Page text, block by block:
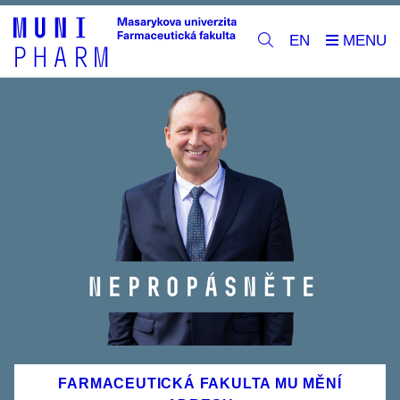
EN
FARMACEUTICKÁ FAKULTA MU MĚNÍ